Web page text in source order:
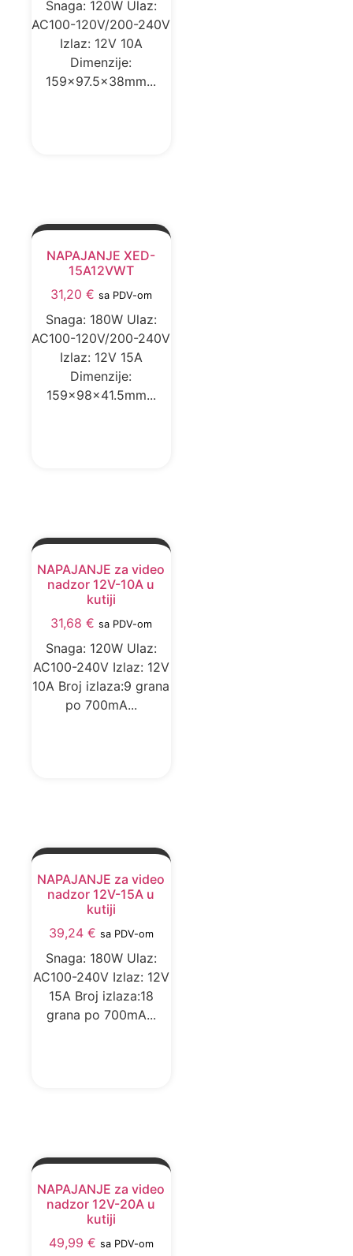
Snaga: 120W Ulaz:
AC100-120V/200-240V
Izlaz: 12V 10A
Dimenzije:
159x97.5x38mm...
NAPAJANJE XED-
15A12VWT
31,20 € sa PDV-om
Snaga: 180W Ulaz:
AC100-120V/200-240V
Izlaz: 12V 15A
Dimenzije:
159x98x41.5mm...
NAPAJANJE za video
nadzor 12V-10A u
kutiji
31,68 € sa PDV-om
Snaga: 120W Ulaz:
AC100-240V Izlaz: 12V
10A Broj izlaza:9 grana
po 700mA...
NAPAJANJE za video
nadzor 12V-15A u
kutiji
39,24 € sa PDV-om
Snaga: 180W Ulaz:
AC100-240V Izlaz: 12V
15A Broj izlaza:18
grana po 700mA...
NAPAJANJE za video
nadzor 12V-20A u
kutiji
49,99 € sa PDV-om